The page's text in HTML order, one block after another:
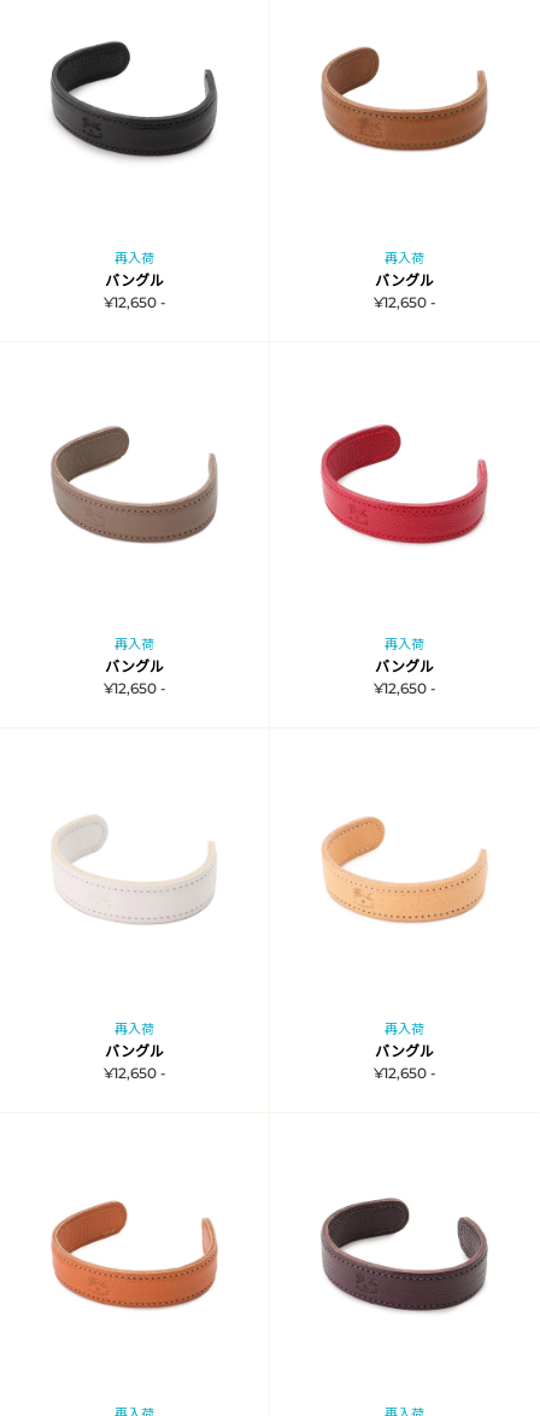
再入荷
バングル
¥12,650 -
再入荷
バングル
¥12,650 -
再入荷
バングル
¥12,650 -
再入荷
バングル
¥12,650 -
再入荷
バングル
¥12,650 -
再入荷
バングル
¥12,650 -